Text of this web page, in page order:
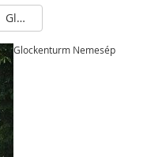
Glockenturm Nemesép
Glockenturm Nemesép